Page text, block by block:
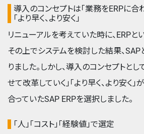
導入のコンセプトは「業務をERPに合
「より早く、より安く」
リニューアルを考えていた時に、ERPと
その上でシステムを検討した結果、
りました。しかし、導入のコンセプトとし
せて改革していく」「より早く、より安く
合っていたSAP ERPを選択しました。
「人」「コスト」「経験値」で選定